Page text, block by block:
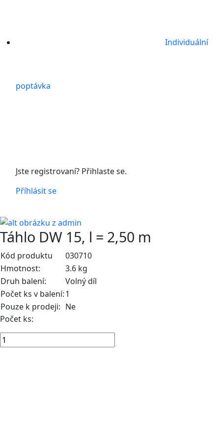
Individuální
poptávka
Jste registrovaní? Přihlaste se.
Příhlásit se
Táhlo DW 15, l = 2,50 m
Kód produktu
030710
Hmotnost:
3.6 kg
Druh balení:
Volný díl
Počet ks v balení:1
Pouze k prodeji: Ne
Počet ks: